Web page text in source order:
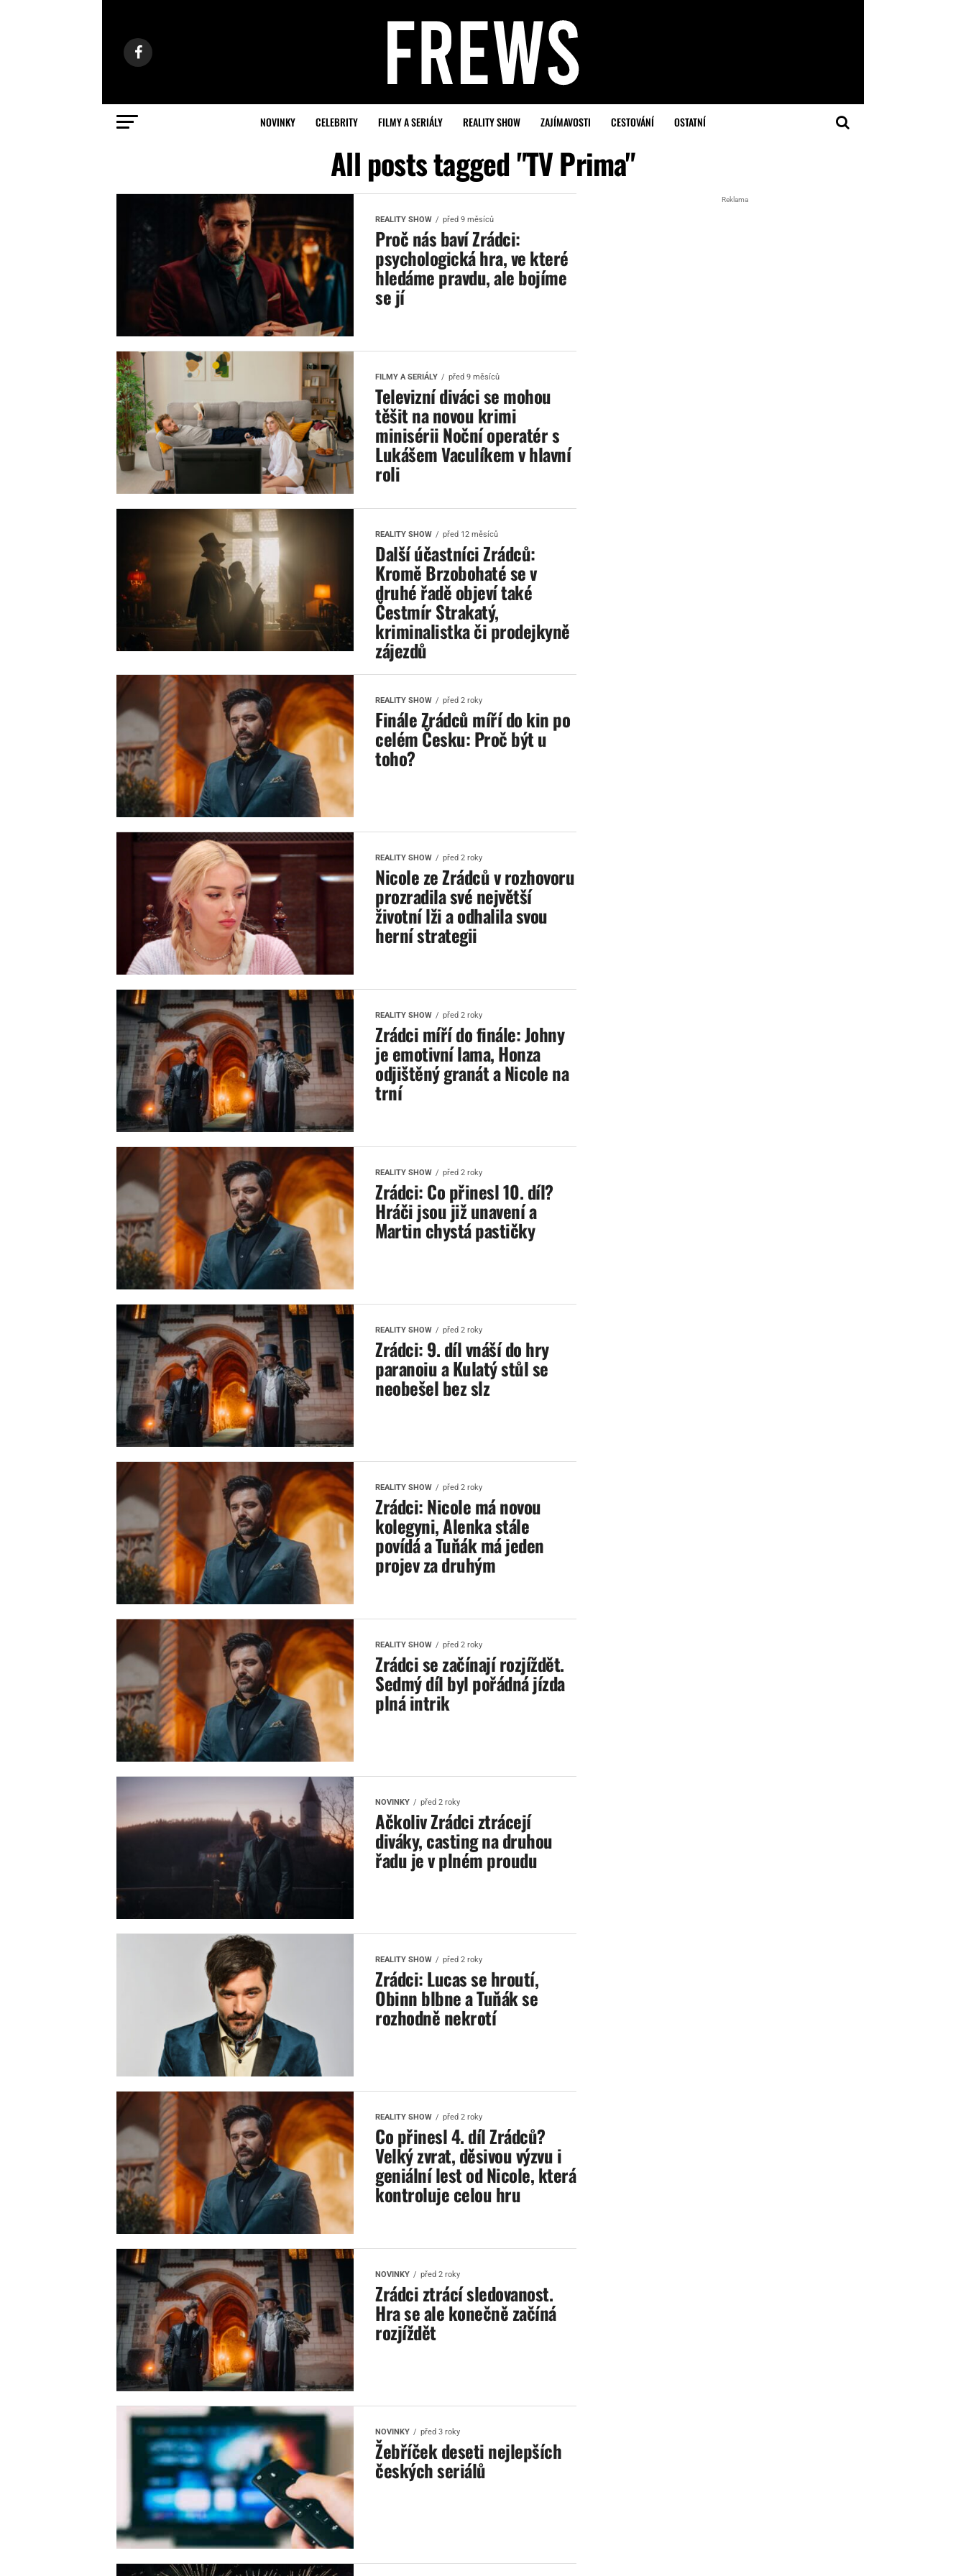
NOVINKY CELEBRITY FILMY A SERIÁLY REALITY SHOW ZAJÍMAVOSTI CESTOVÁNÍ OSTATNÍ
All posts tagged "TV Prima"
REALITY SHOW před 9 měsíců
Proč nás baví Zrádci:
psychologická hra, ve které
hledáme pravdu, ale bojíme
se jí
FILMY A SERIÁLY před 9 měsíců
Televizní diváci se mohou
těšit na novou krimi
minisérii Noční operatér s
Lukášem Vaculíkem v hlavní
roli
REALITY SHOW před 12 měsíců
Další účastníci Zrádců:
Kromě Brzobohaté se v
druhé řadě objeví také
Čestmír Strakatý,
kriminalistka či prodejkyně
zájezdů
REALITY SHOW před 2 roky
Finále Zrádců míří do kin po
celém Česku: Proč být u
toho?
REALITY SHOW před 2 roky
Nicole ze Zrádců v rozhovoru
prozradila své největší
životní lži a odhalila svou
herní strategii
REALITY SHOW před 2 roky
Zrádci míří do finále: Johny
je emotivní lama, Honza
odjištěný granát a Nicole na
trní
REALITY SHOW před 2 roky
Zrádci: Co přinesl 10. díl?
Hráči jsou již unavení a
Martin chystá pastičky
REALITY SHOW před 2 roky
Zrádci: 9. díl vnáší do hry
paranoiu a Kulatý stůl se
neobešel bez slz
REALITY SHOW před 2 roky
Zrádci: Nicole má novou
kolegyni, Alenka stále
povídá a Tuňák má jeden
projev za druhým
REALITY SHOW před 2 roky
Zrádci se začínají rozjíždět.
Sedmý díl byl pořádná jízda
plná intrik
NOVINKY před 2 roky
Ačkoliv Zrádci ztrácejí
diváky, casting na druhou
řadu je v plném proudu
REALITY SHOW před 2 roky
Zrádci: Lucas se hroutí,
Obinn blbne a Tuňák se
rozhodně nekrotí
REALITY SHOW před 2 roky
Co přinesl 4. díl Zrádců?
Velký zvrat, děsivou výzvu i
geniální lest od Nicole, která
kontroluje celou hru
NOVINKY před 2 roky
Zrádci ztrácí sledovanost.
Hra se ale konečně začíná
rozjíždět
NOVINKY před 3 roky
Žebříček deseti nejlepších
českých seriálů
Reklama